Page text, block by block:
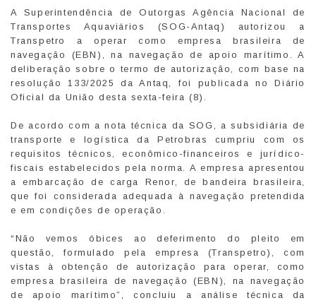
A Superintendência de Outorgas Agência Nacional de
Transportes Aquaviários (SOG-Antaq) autorizou a
Transpetro a operar como empresa brasileira de
navegação (EBN), na navegação de apoio marítimo. A
deliberação sobre o termo de autorização, com base na
resolução 133/2025 da Antaq, foi publicada no Diário
Oficial da União desta sexta-feira (8).
De acordo com a nota técnica da SOG, a subsidiária de
transporte e logística da Petrobras cumpriu com os
requisitos técnicos, econômico-financeiros e jurídico-
fiscais estabelecidos pela norma. A empresa apresentou
a embarcação de carga Renor, de bandeira brasileira,
que foi considerada adequada à navegação pretendida
e em condições de operação.
“Não vemos óbices ao deferimento do pleito em
questão, formulado pela empresa (Transpetro), com
vistas à obtenção de autorização para operar, como
empresa brasileira de navegação (EBN), na navegação
de apoio marítimo”, concluiu a análise técnica da